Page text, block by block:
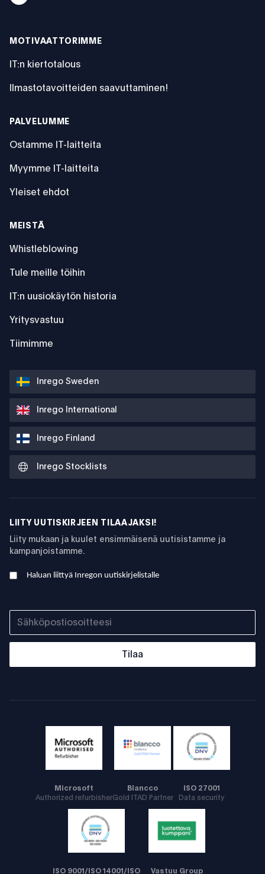
MOTIVAATTORIMME
IT:n kiertotalous
Ilmastotavoitteiden saavuttaminen!
PALVELUMME
Ostamme IT-laitteita
Myymme IT-laitteita
Yleiset ehdot
MEISTÄ
Whistleblowing
Tule meille töihin
IT:n uusiokäytön historia
Yritysvastuu
Tiimimme
Inrego Sweden
Inrego International
Inrego Finland
Inrego Stocklists
LIITY UUTISKIRJEEN TILAAJAKSI!
Liity mukaan ja kuulet ensimmäisenä uutisistamme ja
kampanjoistamme.
Haluan liittyä Inregon uutiskirjelistalle
Tilaa
Microsoft
Authorized refurbisher
Blancco
Gold ITAD Partner
ISO 27001
Data security
ISO 9001/ISO 14001/ISO Vastuu Group